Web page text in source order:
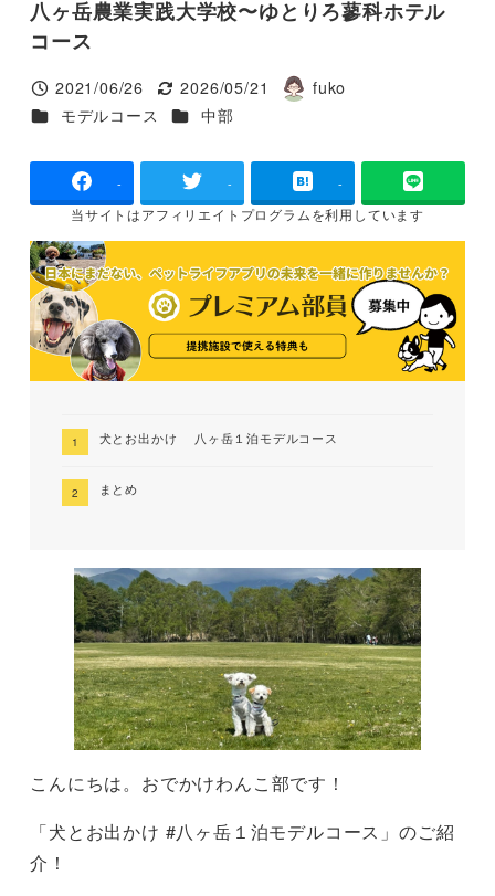
八ヶ岳農業実践大学校〜ゆとりろ蓼科ホテル
コース
投稿日
2021/06/26
更新日
2026/05/21
著
fuko
カテゴリー
モデルコース カテゴリー
中部
- - -
当サイトはアフィリエイトプログラムを利用しています
犬とお出かけ 八ヶ岳１泊モデルコース
まとめ
こんにちは。おでかけわんこ部です！
「犬とお出かけ #八ヶ岳１泊モデルコース」のご紹
介！